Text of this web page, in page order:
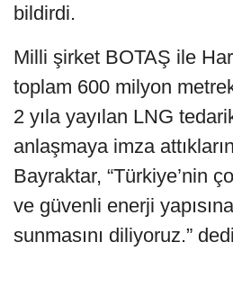
bildirdi.
Milli şirket BOTAŞ ile
toplam 600 milyon
2 yıla yayılan LNG
anlaşmaya imza
Bayraktar, “Türkiye’nin
ve güvenli enerji
sunmasını diliyoruz.”